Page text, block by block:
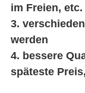
im Freien, etc.
3.
werden
4. bessere
späteste